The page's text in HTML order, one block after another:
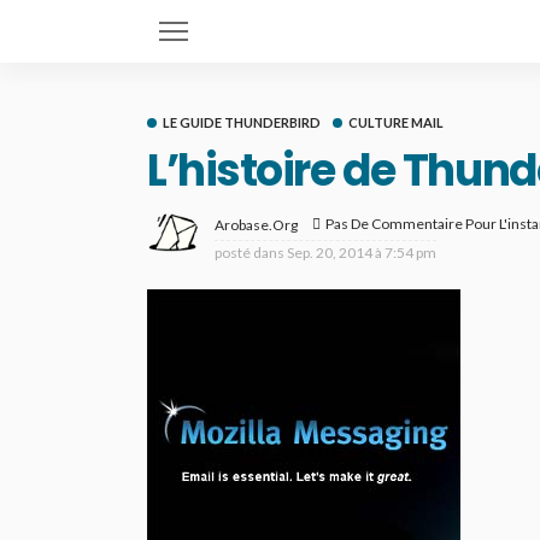
LE GUIDE THUNDERBIRD CULTURE MAIL
L’histoire de
Arobase.org
Pas De Commentaire Pour
posté dans Sep. 20, 2014 à 7:54 pm